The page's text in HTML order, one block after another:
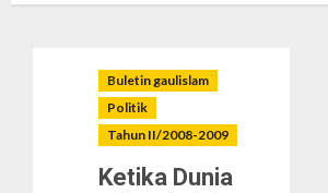
Buletin gaulislam
Politik
Tahun II/2008-2009
Ketika Dunia